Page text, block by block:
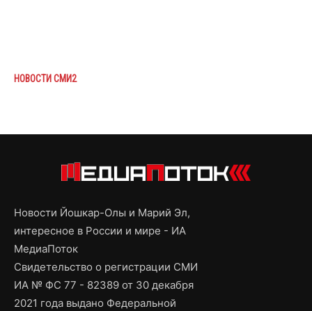
НОВОСТИ СМИ2
Новости Йошкар-Олы и Марий Эл,
интересное в России и мире - ИА
МедиаПоток
Свидетельство о регистрации СМИ
ИА № ФС 77 - 82389 от 30 декабря
2021 года выдано Федеральной